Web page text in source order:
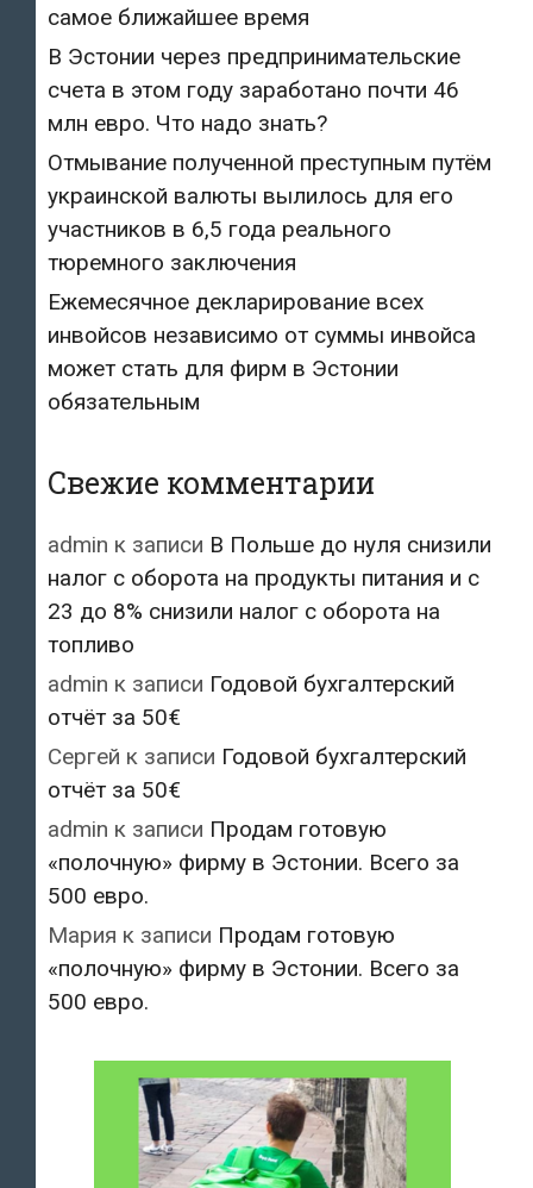
самое ближайшее время
В Эстонии через предпринимательские
счета в этом году заработано почти 46
млн евро. Что надо знать?
Отмывание полученной преступным путём
украинской валюты вылилось для его
участников в 6,5 года реального
тюремного заключения
Ежемесячное декларирование всех
инвойсов независимо от суммы инвойса
может стать для фирм в Эстонии
обязательным
Свежие комментарии
admin к записи В Польше до нуля снизили
налог с оборота на продукты питания и с
23 до 8% снизили налог с оборота на
топливо
admin к записи Годовой бухгалтерский
отчёт за 50€
Сергей к записи Годовой бухгалтерский
отчёт за 50€
admin к записи Продам готовую
«полочную» фирму в Эстонии. Всего за
500 евро.
Мария к записи Продам готовую
«полочную» фирму в Эстонии. Всего за
500 евро.